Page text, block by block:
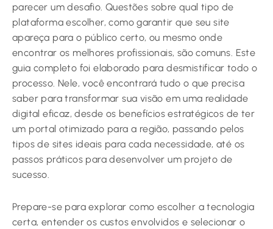
parecer um desafio. Questões sobre qual tipo de
plataforma escolher, como garantir que seu site
apareça para o público certo, ou mesmo onde
encontrar os melhores profissionais, são comuns. Este
guia completo foi elaborado para desmistificar todo o
processo. Nele, você encontrará tudo o que precisa
saber para transformar sua visão em uma realidade
digital eficaz, desde os benefícios estratégicos de ter
um portal otimizado para a região, passando pelos
tipos de sites ideais para cada necessidade, até os
passos práticos para desenvolver um projeto de
sucesso.
Prepare-se para explorar como escolher a tecnologia
certa, entender os custos envolvidos e selecionar o